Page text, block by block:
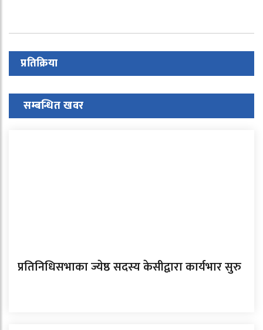
प्रतिक्रिया
सम्बन्धित खवर
प्रतिनिधिसभाका ज्येष्ठ सदस्य केसीद्वारा कार्यभार सुरु